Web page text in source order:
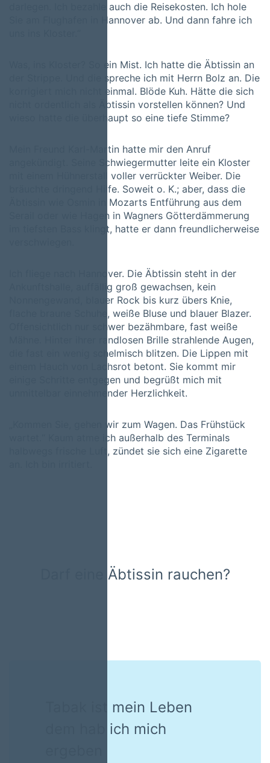
darlegen. Ich bezahle auch die Reisekosten. Ich hole
Sie am Flughafen in Hannover ab. Und dann fahre ich
Was, ins Kloster? So ein Mist. Ich hatte die Äbtissin an
der Strippe. Und die spreche ich mit Herrn Bolz an. Die
korrigiert mich nicht einmal. Blöde Kuh. Hätte die sich
nicht ordentlich als Äbtissin vorstellen können? Und
wieso hatte die überhaupt so eine tiefe Stimme?
Mein Freund Karl-Martin hatte mir den Anruf
angekündigt. Seine Schwiegermutter leite ein Kloster
mit einem Hühnerstall voller verrückter Weiber. Die
bräuchte dringend Hilfe. Soweit o. K.; aber, dass die
Äbtissin wie Osmin in Mozarts Entführung aus dem
Serail oder wie Hagen in Wagners Götterdämmerung
im tiefsten Bass klingt, hatte er dann freundlicherweise
Ich fliege nach Hannover. Die Äbtissin steht in der
Ankunftshalle, auffällig groß gewachsen, kein
Nonnengewand, blauer Rock bis kurz übers Knie,
flache braune Schuhe, weiße Bluse und blauer Blazer.
Offensichtlich nur schwer bezähmbare, fast weiße
Mähne. Hinter ihrer randlosen Brille strahlende Augen,
die fast ein wenig schelmisch blitzen. Die Lippen mit
einem Hauch von Lachsrot betont. Sie kommt mir
einige Schritte entgegen und begrüßt mich mit
unmittelbar einnehmender Herzlichkeit.
„Kommen Sie, gehen wir zum Wagen. Das Frühstück
wartet.“ Kaum atme ich außerhalb des Terminals
halbwegs frische Luft, zündet sie sich eine Zigarette
Darf eine Äbtissin rauchen?
Tabak ist mein Leben
dem hab ich mich